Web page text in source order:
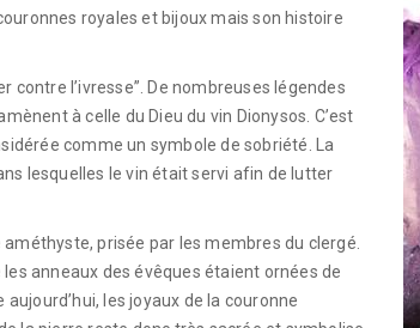
royales et bijoux mais son histoire
l’ivresse”. De nombreuses légendes
à celle du Dieu du vin Dionysos. C’est
comme un symbole de sobriété. La
lesquelles le vin était servi afin de lutter
prisée par les membres du clergé.
anneaux des évêques étaient ornées de
les joyaux de la couronne